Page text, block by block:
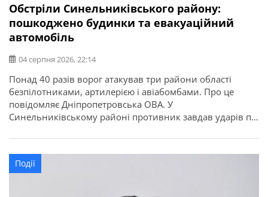
Обстріли Синельниківського району:
пошкоджено будинки та евакуаційний
автомобіль
04 серпня 2026, 22:14
Понад 40 разів ворог атакував три райони області
безпілотниками, артилерією і авіабомбами. Про це
повідомляє Дніпропетровська ОВА. У
Синельниківському районі противник завдав ударів по
Синельниковому через атаку БпЛА пошкоджений
приватний будинок. По Васильківській громаді
вдарили трьома КАБами. Сталася пожежа. Знищений
Події